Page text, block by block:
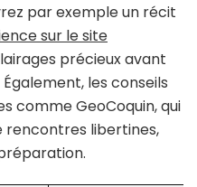
par exemple un récit
sur le site
précieux avant
les conseils
comme GeoCoquin, qui
rencontres libertines,